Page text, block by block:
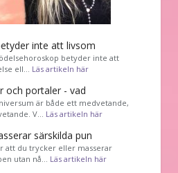
inte att livsom
betyder inte att
ell… Läs artikeln här
och portaler - vad
är både ett medvetande,
V… Läs artikeln här
särskilda pun
att du trycker eller masserar
utan nå… Läs artikeln här